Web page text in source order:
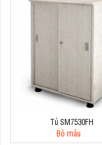
Tủ SM7530FH
Bỏ mẫu